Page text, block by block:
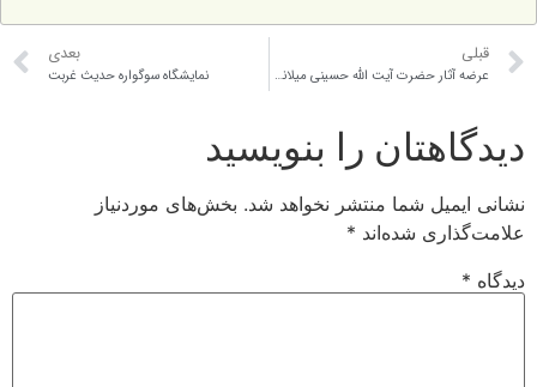
عرضه آثار حضرت آیت الله حسینی میلانی در نمایشگاه کتاب قم نمایشگاه سوگواره حدیث غربت
را بنویسید
شما منتشر نخواهد شد. بخش‌های موردنیاز
شده‌اند*